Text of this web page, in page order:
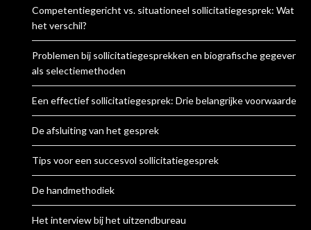
Competentiegericht vs. situationeel sollicitatiegesprek: Wat is
het verschil?
Problemen bij sollicitatiegesprekken en biografische gegevens
als selectiemethoden
Een effectief sollicitatiegesprek: Drie belangrijke voorwaarden
De afsluiting van het gesprek
Tips voor een succesvol sollicitatiegesprek
De handmethodiek
Het interview bij het uitzendbureau